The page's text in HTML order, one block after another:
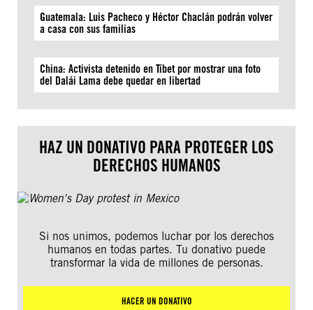
Guatemala: Luis Pacheco y Héctor Chaclán podrán volver
a casa con sus familias
China: Activista detenido en Tíbet por mostrar una foto
del Dalái Lama debe quedar en libertad
HAZ UN DONATIVO PARA PROTEGER LOS
DERECHOS HUMANOS
Si nos unimos, podemos luchar por los derechos
humanos en todas partes. Tu donativo puede
transformar la vida de millones de personas.
HACER UN DONATIVO